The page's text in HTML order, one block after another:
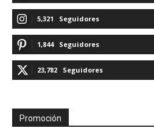
5,321 Seguidores
1,844 Seguidores
23,782 Seguidores
Promoción